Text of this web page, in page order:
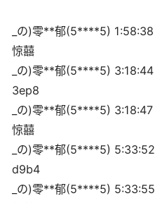
_の)零**郁(5****5) 1:58:38
惊囍
_の)零**郁(5****5) 3:18:44
3ep8
_の)零**郁(5****5) 3:18:47
惊囍
_の)零**郁(5****5) 5:33:52
d9b4
_の)零**郁(5****5) 5:33:55